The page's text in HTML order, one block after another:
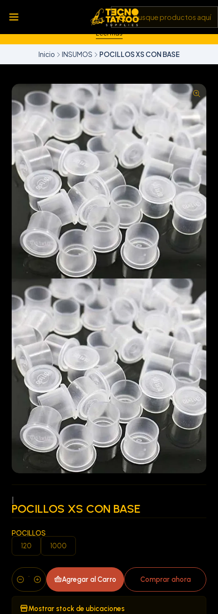
💥 Insumos, máquinas y tecnología de punta 💻 Todo lo que
necesitas para llevar tu arte al siguiente nivel 🎨 Calidad garantizada
Leer más
Inicio INSUMOS POCILLOS XS CON BASE
POCILLOS XS CON BASE
POCILLOS
120 1000
Cantidad
Agregar al Carro Comprar ahora
Mostrar stock de ubicaciones